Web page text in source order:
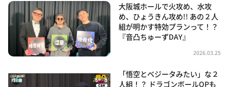
大阪城ホールで火攻め、水攻
め、ひょうきん攻め!! あの２人
組が明かす特効プランって！？
『音凸ちゅーずDAY』
2026.03.25
「悟空とベジータみたい」な２
人組！？ ドラゴンボールOPも